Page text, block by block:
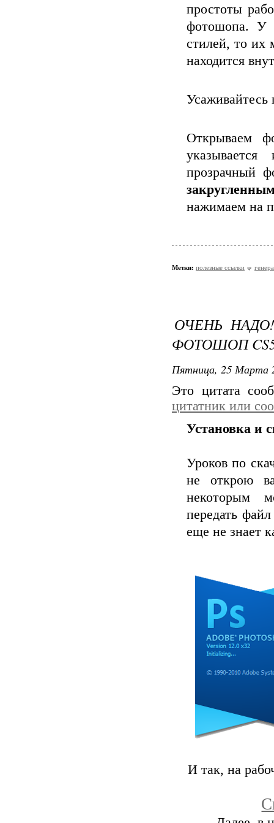
простоты
фотошопа. У
стилей, то
находится
Открываем
прозрачный
нажимаем на
Метки: полезные ссылки
ОЧЕНЬ
ФОТОШОП
Пятница, 25 Марта
Это цитата
цитатник или
Установка и
Уроков по
не открою
некоторым
передать
еще не знает
И так, на